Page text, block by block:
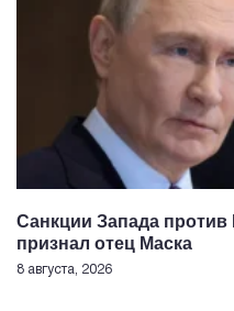
Санкции Запада против
признал отец Маска
8 августа, 2026